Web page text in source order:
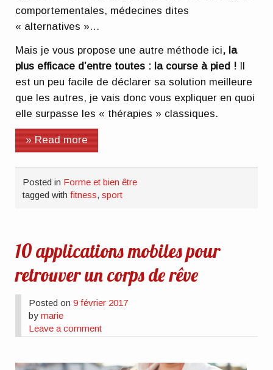
comportementales, médecines dites
« alternatives »…
Mais je vous propose une autre méthode ici, la
plus efficace d’entre toutes : la course à pied !
est un peu facile de déclarer sa solution meilleure
que les autres, je vais donc vous expliquer en quoi
elle surpasse les « thérapies » classiques.
» Read more
Posted in Forme et bien être
tagged withfitness,sport
10 applications mobiles pour
retrouver un corps de rêve
Posted on9 février 2017
bymarie
Leave a comment